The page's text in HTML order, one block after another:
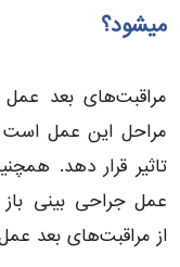
میشود؟
مراقبت‌‌های بعد
مراحل این عمل است
تاثیر قرار دهد.
عمل جراحی بینی باز
از مراقبت‌های بعد